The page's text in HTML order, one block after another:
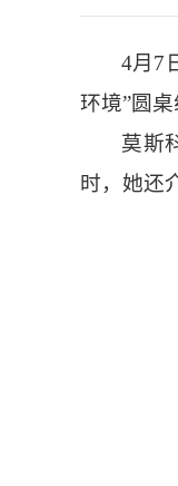
4月7
环境”圆桌
莫斯
时，她还